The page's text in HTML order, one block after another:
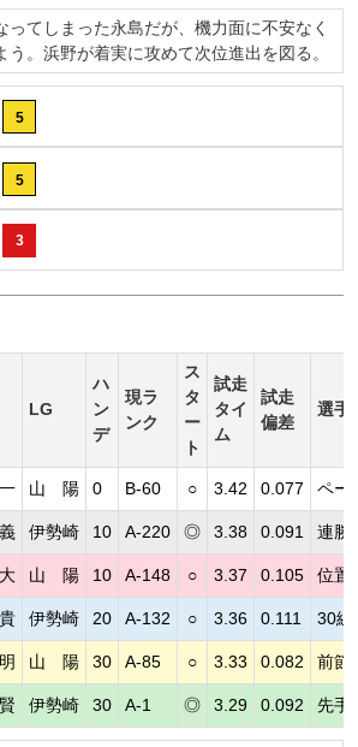
ってしまった永島だが、機力面に不安なく
う。浜野が着実に攻めて次位進出を図る。
5
5
3
LG
ハ
ン
デ
現ラ
ンク
ス
タ
ー
ト
試走
タイ
ム
試走
偏差
選手
山 陽 0 B-60 ○ 3.42 0.077 ペー
伊勢崎 10 A-220 ◎ 3.38 0.091 連勝
山 陽 10 A-148 ○ 3.37 0.105 位置
伊勢崎 20 A-132 ○ 3.36 0.111 30線
山 陽 30 A-85 ○ 3.33 0.082 前節
伊勢崎 30 A-1 ◎ 3.29 0.092 先手